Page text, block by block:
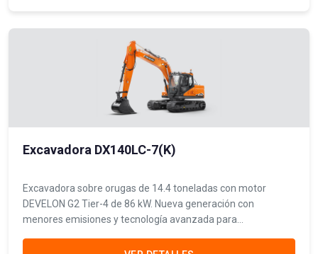
Excavadora DX140LC-7(K)
Excavadora sobre orugas de 14.4 toneladas con motor
DEVELON G2 Tier-4 de 86 kW. Nueva generación con
menores emisiones y tecnología avanzada para